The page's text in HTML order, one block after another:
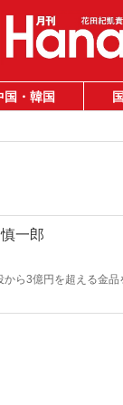
国・韓国
一郎
ら3億円を超える金
るなど、話題となっ